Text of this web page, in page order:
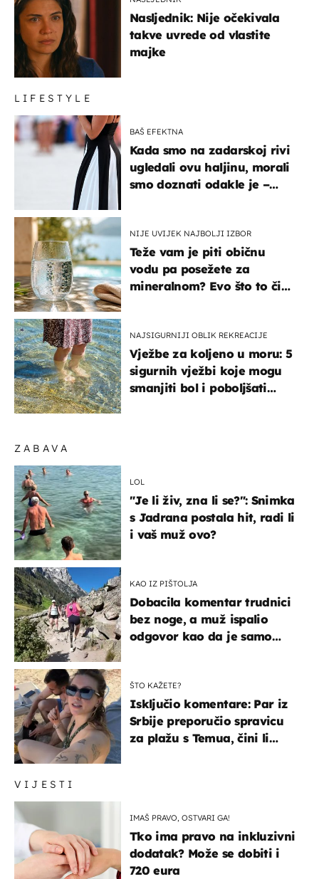
VIJESTI
IMAŠ PRAVO, OSTVARI GA!
Tko ima pravo na inkluzivni
dodatak? Može se dobiti i
720 eura
ZABAVA
LOL
"Je li živ, zna li se?": Snimka
s Jadrana postala hit, radi li
i vaš muž ovo?
KAO IZ PIŠTOLJA
Dobacila komentar trudnici
bez noge, a muž ispalio
odgovor kao da je samo
ŠTO KAŽETE?
Isključio komentare: Par iz
Srbije preporučio spravicu
za plažu s Temua, čini li
Nasljednik: Nije očekivala
takve uvrede od vlastite
majke
LIFESTYLE
BAŠ EFEKTNA
Kada smo na zadarskoj rivi
ugledali ovu haljinu, morali
smo doznati odakle je –
NIJE UVIJEK NAJBOLJI IZBOR
Teže vam je piti običnu
vodu pa posežete za
mineralnom? Evo što to čini
NAJSIGURNIJI OBLIK REKREACIJE
Vježbe za koljeno u moru: 5
sigurnih vježbi koje mogu
smanjiti bol i poboljšati